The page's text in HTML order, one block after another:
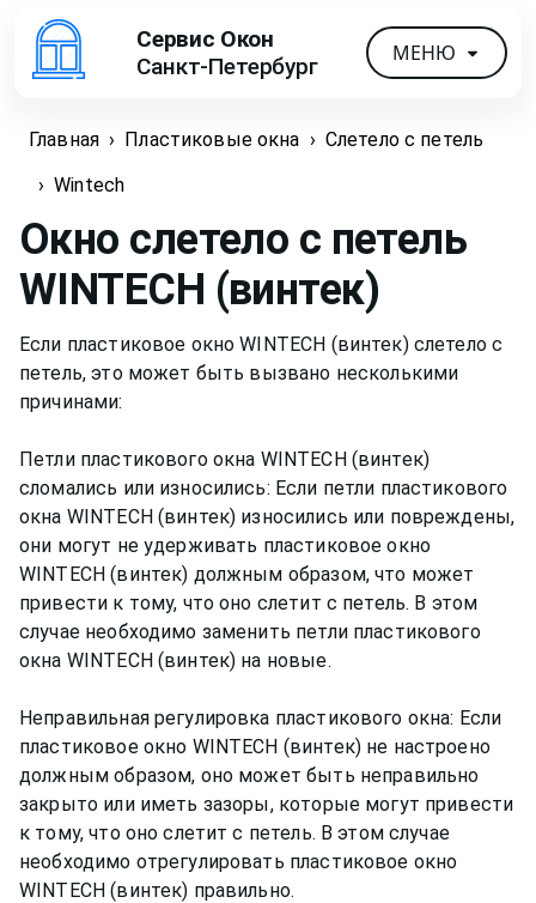
Сервис Окон
Санкт-Петербург
МЕНЮ
Главная › Пластиковые окна › Слетело с петель
› Wintech
Окно слетело с петель
WINTECH (винтек)
Если пластиковое окно WINTECH (винтек) слетело с
петель, это может быть вызвано несколькими
причинами:
Петли пластикового окна WINTECH (винтек)
сломались или износились: Если петли пластикового
окна WINTECH (винтек) износились или повреждены,
они могут не удерживать пластиковое окно
WINTECH (винтек) должным образом, что может
привести к тому, что оно слетит с петель. В этом
случае необходимо заменить петли пластикового
окна WINTECH (винтек) на новые.
Неправильная регулировка пластикового окна: Если
пластиковое окно WINTECH (винтек) не настроено
должным образом, оно может быть неправильно
закрыто или иметь зазоры, которые могут привести
к тому, что оно слетит с петель. В этом случае
необходимо отрегулировать пластиковое окно
WINTECH (винтек) правильно.